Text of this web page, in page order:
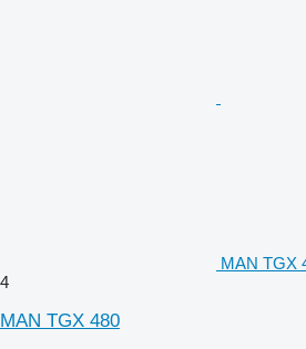
MAN TGX
4
MAN TGX 480